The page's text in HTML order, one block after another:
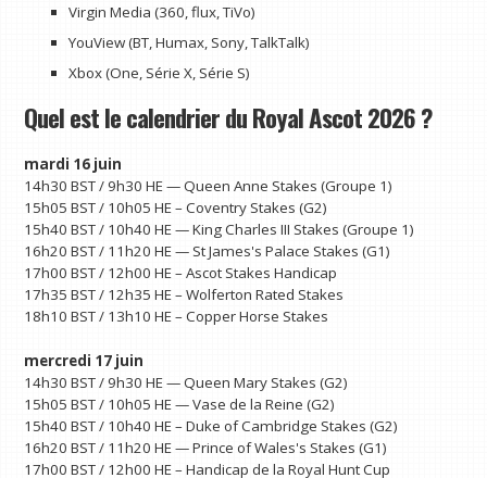
Virgin Media (360, flux, TiVo)
YouView (BT, Humax, Sony, TalkTalk)
Xbox (One, Série X, Série S)
Quel est le calendrier du Royal Ascot 2026 ?
mardi 16 juin
14h30 BST / 9h30 HE — Queen Anne Stakes (Groupe 1)
15h05 BST / 10h05 HE – Coventry Stakes (G2)
15h40 BST / 10h40 HE — King Charles III Stakes (Groupe 1)
16h20 BST / 11h20 HE — St James's Palace Stakes (G1)
17h00 BST / 12h00 HE – Ascot Stakes Handicap
17h35 BST / 12h35 HE – Wolferton Rated Stakes
18h10 BST / 13h10 HE – Copper Horse Stakes
mercredi 17 juin
14h30 BST / 9h30 HE — Queen Mary Stakes (G2)
15h05 BST / 10h05 HE — Vase de la Reine (G2)
15h40 BST / 10h40 HE – Duke of Cambridge Stakes (G2)
16h20 BST / 11h20 HE — Prince of Wales's Stakes (G1)
17h00 BST / 12h00 HE – Handicap de la Royal Hunt Cup